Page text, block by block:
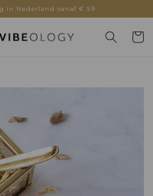
in Nederland vanaf € 59